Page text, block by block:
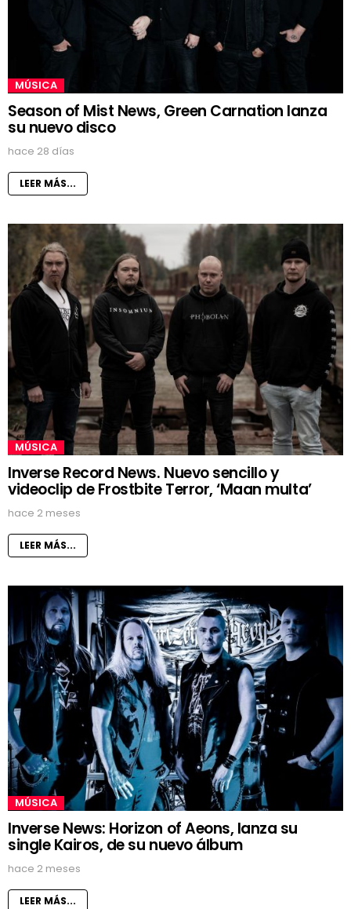
MÚSICA
Season of Mist News, Green Carnation lanza
su nuevo disco
hace 28 días
LEER MÁS...
MÚSICA
Inverse Record News. Nuevo sencillo y
videoclip de Frostbite Terror, ‘Maan multa’
hace 2 meses
LEER MÁS...
MÚSICA
Inverse News: Horizon of Aeons, lanza su
single Kairos, de su nuevo álbum
hace 2 meses
LEER MÁS...